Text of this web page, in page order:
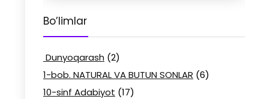
Bo’limlar
Dunyoqarash (2)
1-bob. NATURAL VA BUTUN SONLAR (6)
10-sinf Adabiyot (17)